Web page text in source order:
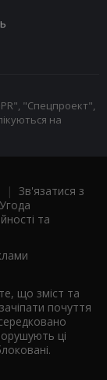
"Спецпроект",
на
| Зв'язатися з
Угода
та
що зміст та
почуття
ці